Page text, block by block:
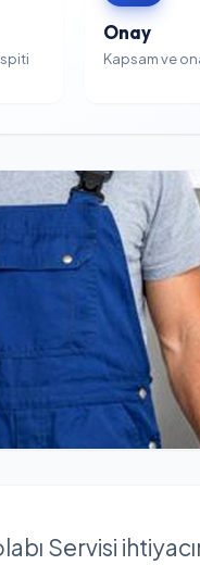
Onay
Kapsam ve
Servisi